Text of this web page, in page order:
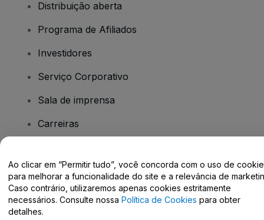
Distribuição aberta
Programa de Afiliados
Investidores
Serviço Corporativo
Sala de imprensa
Carreiras
Tem dúvidas?
Centro de Ajuda / Fale Conosco
Ao clicar em “Permitir tudo”, você concorda com o uso de
para melhorar a funcionalidade do site e a relevância de
Caso contrário, utilizaremos apenas cookies estritamente
necessários. Consulte nossa Política de Cookies para obter
detalhes.